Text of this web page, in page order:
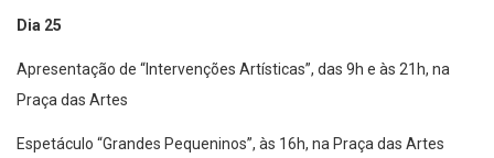
Dia 25
Apresentação de “Intervenções Artísticas”, das 9h e às 21h, na
Praça das Artes
Espetáculo “Grandes Pequeninos”, às 16h, na Praça das Artes